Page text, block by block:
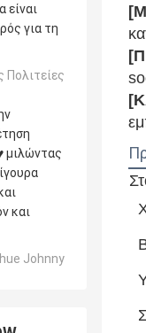
είναι
για τη
μιλώντας
και
Johnny